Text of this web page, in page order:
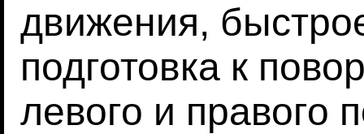
движения,
подготовка к
левого и правого